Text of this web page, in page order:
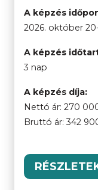
A képzés
2026. október
A képzés
3 nap
A képzés díja:
Nettó ár: 270
Bruttó ár:342